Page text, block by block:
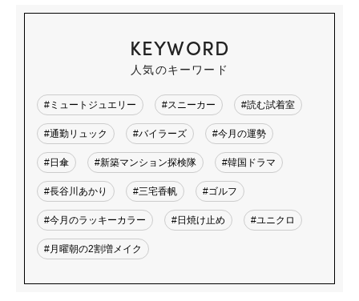
KEYWORD
人気のキーワード
#ミュートジュエリー #スニーカー #読む試着室
#通勤リュック #バイラーズ #今月の運勢
#日傘 #新築マンション探検隊 #韓国ドラマ
#長谷川あかり #三宅香帆 #ゴルフ
#今月のラッキーカラー #日焼け止め #ユニクロ
#月曜朝の2割増メイク